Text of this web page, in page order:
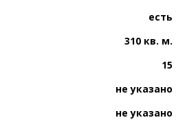
есть
310 кв. м.
15
не указано
не указано